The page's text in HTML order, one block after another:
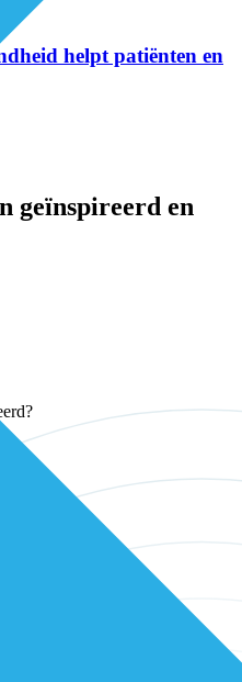
helpt patiënten en
geïnspireerd en